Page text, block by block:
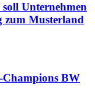
Unternehmen
zum Musterland
BW